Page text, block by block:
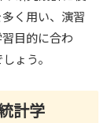
く用い、演習
目的に合わ
ょう。
計学